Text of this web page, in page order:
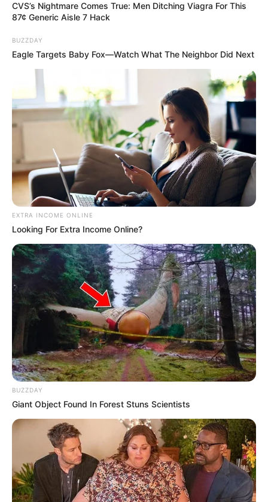
CVS’s Nightmare Comes True: Men Ditching Viagra For This
87¢ Generic Aisle 7 Hack
BUZZDAY
Eagle Targets Baby Fox—Watch What The Neighbor Did Next
EXTRA INCOME ONLINE
Looking For Extra Income Online?
BUZZDAY
Giant Object Found In Forest Stuns Scientists